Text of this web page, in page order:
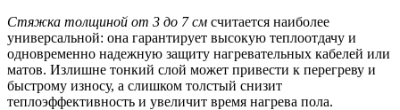
Стяжка толщиной от 3 до 7 см считается наиболее
универсальной: она гарантирует высокую теплоотдачу и
одновременно надежную защиту нагревательных кабелей или
матов. Излишне тонкий слой может привести к перегреву и
быстрому износу, а слишком толстый снизит
теплоэффективность и увеличит время нагрева пола.